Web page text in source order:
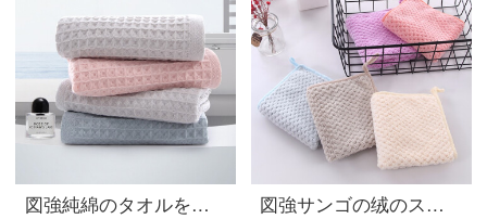
図強純綿のタオルをシングルに詰めて、柔らかくて快適です。家庭用カップルと男女が空気を通して、水を吸います。
図強サンゴの绒のスカーフの5条は赤ちゃんのよだれタオルの幼稚園の台所の洗面所の超細い繊維を詰めて柔軟に手の小さいタオルを拭いて、毛が落ちにくいです。